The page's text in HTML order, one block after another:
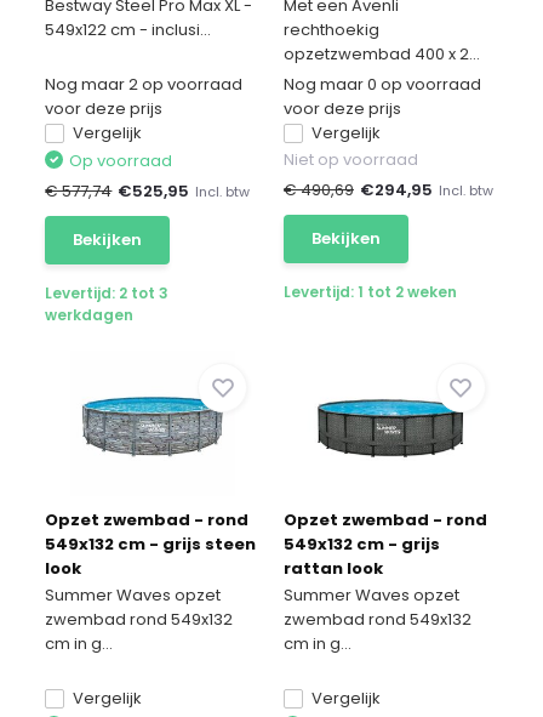
Bestway Steel Pro Max XL -
549x122 cm - inclusi...
Nog maar 2 op voorraad
voor deze prijs
Vergelijk
Op voorraad
€ 577,74 €525,95 Incl. btw
Bekijken
Levertijd: 2 tot 3
werkdagen
Met een Avenli
rechthoekig
opzetzwembad 400 x 2...
Nog maar 0 op voorraad
voor deze prijs
Vergelijk
Niet op voorraad
€ 490,69 €294,95 Incl. btw
Bekijken
Levertijd: 1 tot 2 weken
Opzet zwembad - rond
549x132 cm - grijs steen
look
Summer Waves opzet
zwembad rond 549x132
cm in g...
Vergelijk
Opzet zwembad - rond
549x132 cm - grijs
rattan look
Summer Waves opzet
zwembad rond 549x132
cm in g...
Vergelijk